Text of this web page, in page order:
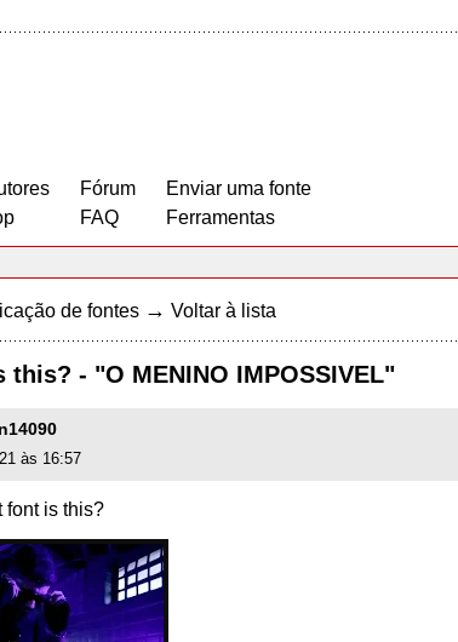
Fórum
FAQ
Enviar uma fonte
Ferramentas
de fontes → Voltar à lista
this? - "O MENINO IMPOSSIVEL"
às 16:57
font is this?